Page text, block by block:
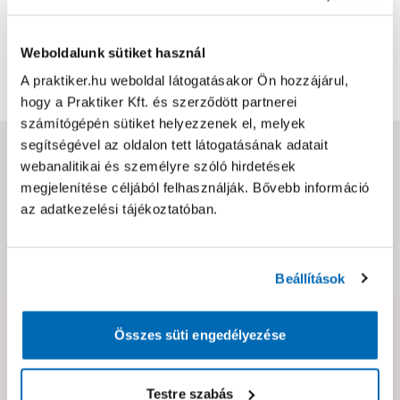
Weboldalunk sütiket használ
A praktiker.hu weboldal látogatásakor Ön hozzájárul,
hogy a Praktiker Kft. és szerződött partnerei
számítógépén sütiket helyezzenek el, melyek
segítségével az oldalon tett látogatásának adatait
webanalitikai és személyre szóló hirdetések
megjelenítése céljából felhasználják. Bővebb információ
az adatkezelési tájékoztatóban.
Beállítások
Összes süti engedélyezése
Testre szabás
Értékelés írása
Jótállás, szavatosság
Csomagolási és súly információk
Hibát találtál az oldalon vagy a termék leírásában?
Kérjük jelezd nekünk!